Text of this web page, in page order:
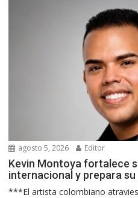
agosto 5, 2026 Editor
Kevin Montoya fortalece
internacional y prepara
***El artista colombiano